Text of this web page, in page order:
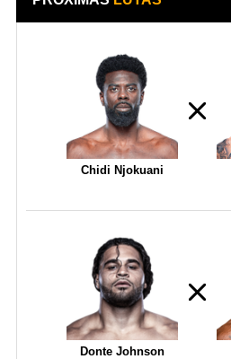
Chidi Njokuani
Donte Johnson